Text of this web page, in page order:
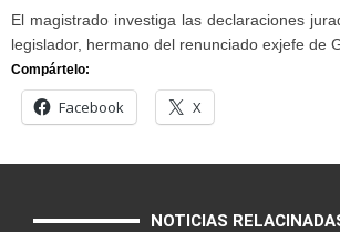
El magistrado investiga las declaraciones
legislador, hermano del renunciado exjefe de
Compártelo:
Facebook X
NOTICIAS